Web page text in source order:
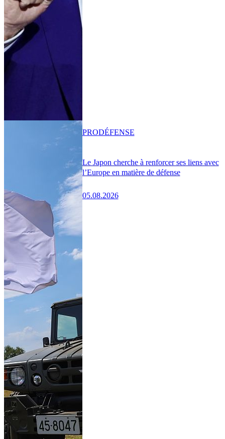
Le Japon cherche à renforcer ses liens avec
l’Europe en matière de défense
05.08.2026
PRODÉFENSE